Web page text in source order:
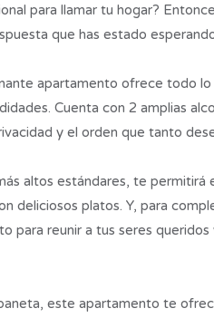
para llamar tu hogar?
que has estado
apartamento ofrece todo
Cuenta con 2 amplias
y el orden que tanto
altos estándares, te permitirá
deliciosos platos. Y, para
para reunir a tus seres queridos
este apartamento te